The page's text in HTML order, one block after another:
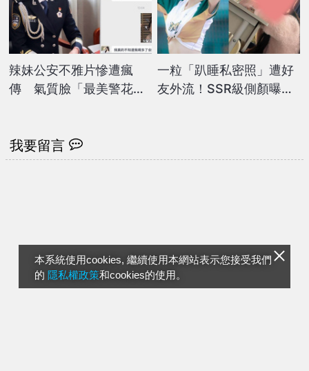
本系統使用cookies, 繼續使用本網站表示您接受我們
的 隱私權政策和cookies的使用。
辣妹公安不雅片慘遭瘋
傳 氣質臉「最美警花」
一粒「趴睡私密照」遭好
友外流！SSR級側顏曝
我要留言